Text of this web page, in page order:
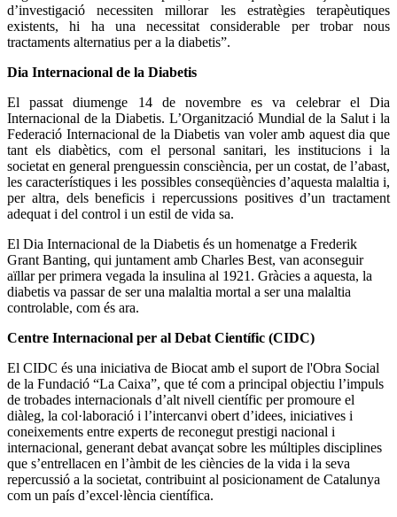
d’investigació necessiten millorar les estratègies terapèutiques
existents, hi ha una necessitat considerable per trobar nous
tractaments alternatius per a la diabetis”.
Dia Internacional de la Diabetis
El passat diumenge 14 de novembre es va celebrar el Dia
Internacional de la Diabetis. L’Organització Mundial de la Salut i la
Federació Internacional de la Diabetis van voler amb aquest dia que
tant els diabètics, com el personal sanitari, les institucions i la
societat en general prenguessin consciència, per un costat, de l’abast,
les característiques i les possibles conseqüències d’aquesta malaltia i,
per altra, dels beneficis i repercussions positives d’un tractament
adequat i del control i un estil de vida sa.
El Dia Internacional de la Diabetis és un homenatge a Frederik
Grant Banting, qui juntament amb Charles Best, van aconseguir
aïllar per primera vegada la insulina al 1921. Gràcies a aquesta, la
diabetis va passar de ser una malaltia mortal a ser una malaltia
controlable, com és ara.
Centre Internacional per al Debat Científic (CIDC)
El CIDC és una iniciativa de Biocat amb el suport de l'Obra Social
de la Fundació “La Caixa”, que té com a principal objectiu l’impuls
de trobades internacionals d’alt nivell científic per promoure el
diàleg, la col·laboració i l’intercanvi obert d’idees, iniciatives i
coneixements entre experts de reconegut prestigi nacional i
internacional, generant debat avançat sobre les múltiples disciplines
que s’entrellacen en l’àmbit de les ciències de la vida i la seva
repercussió a la societat, contribuint al posicionament de Catalunya
com un país d’excel·lència científica.